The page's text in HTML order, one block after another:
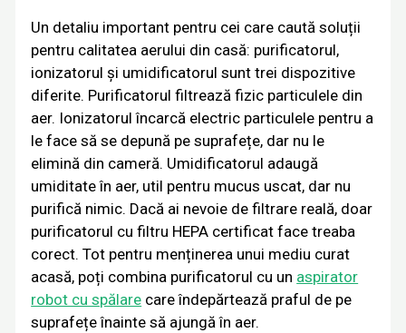
Un detaliu important pentru cei care caută soluții
pentru calitatea aerului din casă: purificatorul,
ionizatorul și umidificatorul sunt trei dispozitive
diferite. Purificatorul filtrează fizic particulele din
aer. Ionizatorul încarcă electric particulele pentru a
le face să se depună pe suprafețe, dar nu le
elimină din cameră. Umidificatorul adaugă
umiditate în aer, util pentru mucus uscat, dar nu
purifică nimic. Dacă ai nevoie de filtrare reală, doar
purificatorul cu filtru HEPA certificat face treaba
corect. Tot pentru menținerea unui mediu curat
acasă, poți combina purificatorul cu un aspirator
robot cu spălare care îndepărtează praful de pe
suprafețe înainte să ajungă în aer.